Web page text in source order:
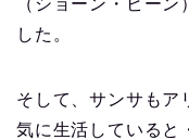
した。
そして、サンサもア
気に生活していると